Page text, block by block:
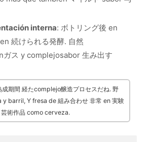
interna: ボトリング後 en
続けられる発酵. 自然
ス y complejosabor 生み出す
成期間 経たcomplejo醸造プロセスだね. 野
y barril, Y fresa de 組み合わせ 非常 en 実験
芸術作品 como cerveza.